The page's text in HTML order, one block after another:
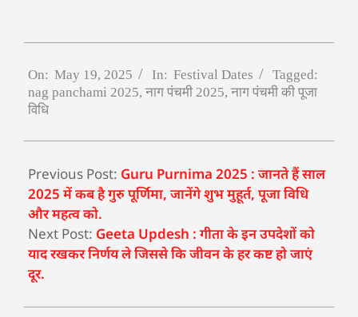
On: May 19, 2025 In: Festival Dates
Tagged:
nag panchami 2025, नाग पंचमी 2025, नाग पंचमी की पूजा
विधि
Previous Post: Guru Purnima 2025 : जानते हैं साल
2025 में कब है गुरु पूर्णिमा, जानेंगे शुभ मुहूर्त, पूजा विधि
और महत्व को.
Next Post: Geeta Updesh : गीता के इन उपदेशों को
याद रखकर निर्णय ले जिससे कि जीवन के हर कष्ट हो जाएं
दूर.